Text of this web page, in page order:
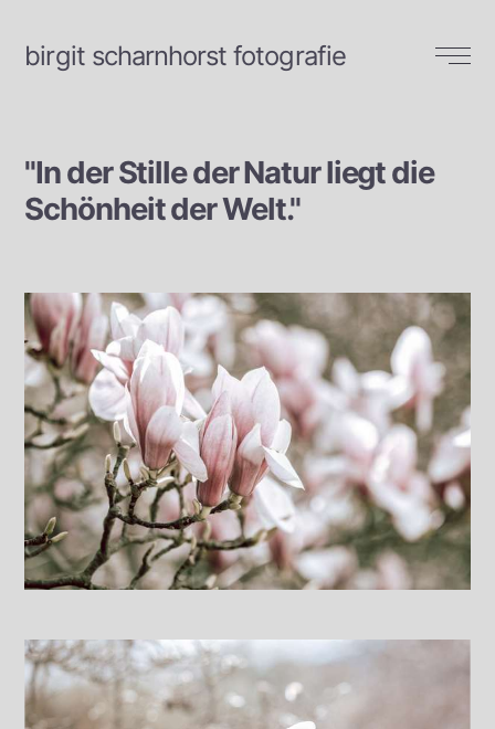
birgit scharnhorst fotografie
"In der Stille der Natur liegt die
Schönheit der Welt."
landschaften
menschen
reise
kunst
über mich